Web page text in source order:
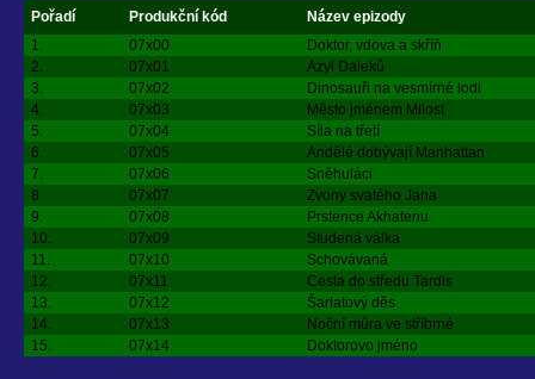
Pořadí Produkční kód
Název epizody
1.
07x00
Doktor, vdova a skříň
2.
07x01
Azyl Daleků
3.
07x02
Dinosauři na vesmírné lodi
4.
07x03
Město jménem Milost
5.
07x04
Síla na třetí
6.
07x05
Andělé dobývají Manhattan
7.
07x06
Sněhuláci
8.
07x07
Zvony svatého Jana
9.
07x08
Prstence Akhatenu
10.
07x09
Studená válka
11.
07x10
Schovávaná
12.
07x11
Cesta do středu Tardis
13.
07x12
Šarlatový děs
14.
07x13
Noční můra ve stříbrné
15.
07x14 Doktorovo jméno